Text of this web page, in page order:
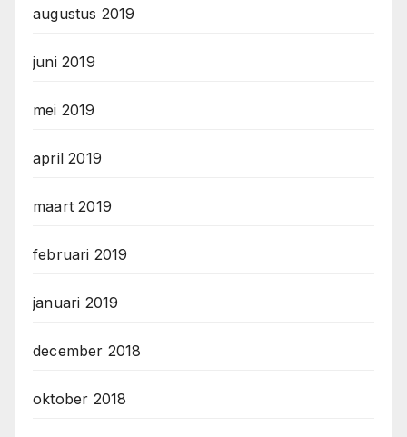
augustus 2019
juni 2019
mei 2019
april 2019
maart 2019
februari 2019
januari 2019
december 2018
oktober 2018